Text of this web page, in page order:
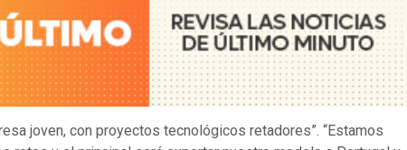
joven, con proyectos tecnológicos retadores”. “Estamos